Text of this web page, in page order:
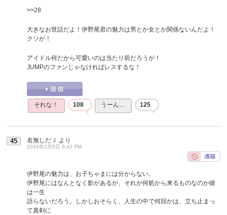
>>28
大きなお世話だよ！伊野尾君の魅力は男とか女とか関係ないんだよ！
クソが！
アイドル何だから可愛いのは当たり前だろうが！
JUMPのファンじゃなければレスするな！
それな！ 108 うーん… 125
45 名無しだＪ より
2016年2月5日 9:42 PM
伊野尾の魅力は、お子ちゃまには分からない。
伊野尾にはなんとなく影があるが、それが何処から来るものなのか彼
は一生
語らないだろう。しかしおそらく、人生の中で何回かは、立ち止まっ
て真剣に